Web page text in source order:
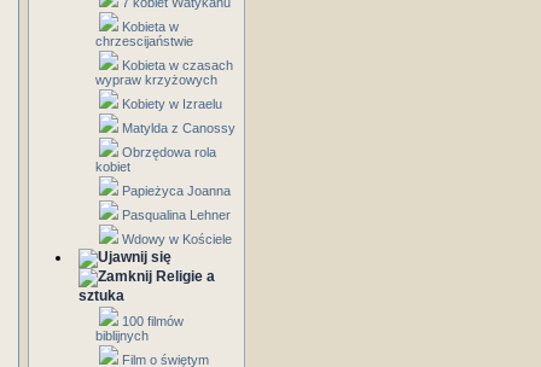
Kobieta w
chrzescijaństwie
Kobieta w czasach
wypraw krzyżowych
Kobiety w Izraelu
Matylda z Canossy
Obrzędowa rola
kobiet
Papieżyca Joanna
Pasqualina Lehner
Wdowy w Kościele
Religie a
sztuka
100 filmów
biblijnych
Film o świętym